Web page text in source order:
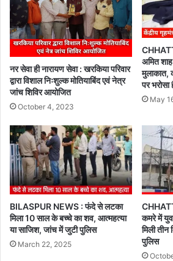
नर सेवा ही नारायण सेवा : खरकिया परिवार
द्वारा विशाल निःशुल्क मोतियाबिंद एवं नेत्र
जांच शिविर आयोजित
October 4, 2023
अमित
मुलाकात,
पर भरोसा
May
BILASPUR NEWS : फंदे से लटका
मिला 10 साल के बच्चे का शव, आत्महत्या
या साजिश, जांच में जुटी पुलिस
March 22, 2025
कमरे में
मिली तीन
पुलिस